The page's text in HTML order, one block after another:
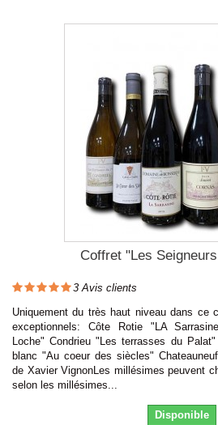
Coffret "Les
3 Avis clients
Uniquement du très haut niveau dans ce
exceptionnels: Côte Rotie "LA
Loche" Condrieu "Les terrasses du
blanc "Au coeur des siècles"
de Xavier VignonLes millésimes peuvent
selon les millésimes...
Disponible